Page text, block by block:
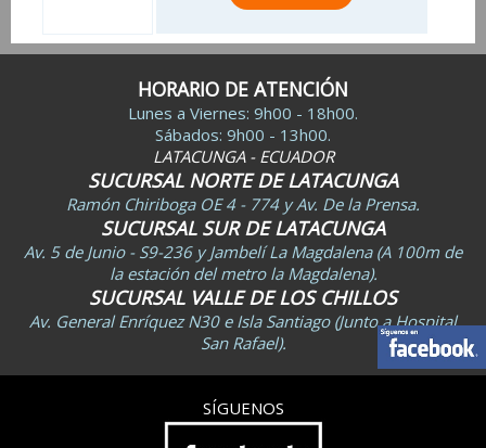
HORARIO DE ATENCIÓN
Lunes a Viernes: 9h00 - 18h00.
Sábados: 9h00 - 13h00.
LATACUNGA - ECUADOR
SUCURSAL NORTE DE LATACUNGA
Ramón Chiriboga OE 4 - 774 y Av. De la Prensa.
SUCURSAL SUR DE LATACUNGA
Av. 5 de Junio - S9-236 y Jambelí La Magdalena (A 100m de
la estación del metro la Magdalena).
SUCURSAL VALLE DE LOS CHILLOS
Av. General Enríquez N30 e Isla Santiago (Junto a Hospital
San Rafael).
SÍGUENOS